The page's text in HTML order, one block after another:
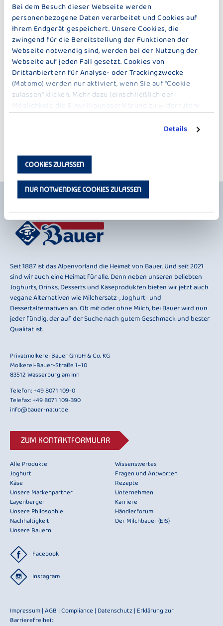
Bei dem Besuch dieser Webseite werden
personenbezogene Daten verarbeitet und Cookies auf
Ihrem Endgerät gespeichert. Unsere Cookies, die
zwingend für die Bereitstellung der Funktionen der
Webseite notwendig sind, werden bei der Nutzung der
Webseite auf jeden Fall gesetzt. Cookies von
Drittanbiertern für Analyse- oder Trackingzwecke
(Matomo) werden nur aktiviert, wenn Sie auf "Cookie
zulassen" klicken. Mehr dazu (einschließlich der
Möglichkeit, die Einwilligungserklärung zu widerrufen)
erfahren Sie in unsererDatenschutzerklärung.
Details
COOKIES ZULASSEN
NUR NOTWENDIGE COOKIES ZULASSEN
GEMEINSAM PFLANZEN
Möchtest du Pflanzen beim Wachsen zusehen?
Hier erfährst du mehr.
Seit 1887 ist das Alpenvorland die Heimat von Bauer. Und seit 2021
sind wir auch eine Heimat für alle. Denn neben unseren beliebten
Joghurts, Drinks, Desserts und Käseprodukten bieten wir jetzt auch
vegane Alternativen wie Milchersatz-, Joghurt- und
Dessertalternativen an. Ob mit oder ohne Milch, bei Bauer wird nun
jeder fündig, der auf der Suche nach gutem Geschmack und bester
Qualität ist.
Privatmolkerei Bauer GmbH & Co. KG
Molkerei-Bauer-Straße 1–10
83512 Wasserburg am Inn
Telefon:+49 8071 109-0
Telefax: +49 8071 109-390
info@bauer-natur.de
ZUM KONTAKTFORMULAR
Alle Produkte
Joghurt
Käse
Unsere Markenpartner
Layenberger
Unsere Philosophie
Nachhaltigkeit
Unsere Bauern
Wissenswertes
Fragen und Antworten
Rezepte
Unternehmen
Karriere
Händlerforum
Der Milchbauer (EIS)
Facebook
Instagram
Impressum|AGB |Compliance | Datenschutz| Erklärung zur
Barrierefreiheit